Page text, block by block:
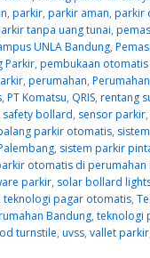
, parkir, parkir aman, parkir
tanpa uang tunai,
UNLA Bandung,
Parkir, pembukaan
, perumahan,
, PT Komatsu, QRIS, rentang
safety bollard, sensor parkir,
parkir otomatis,
, sistem parkir
otomatis di perumahan
parkir, solar bollard
teknologi pagar otomatis,
Bandung, teknologi
turnstile, uvss, vallet parkir